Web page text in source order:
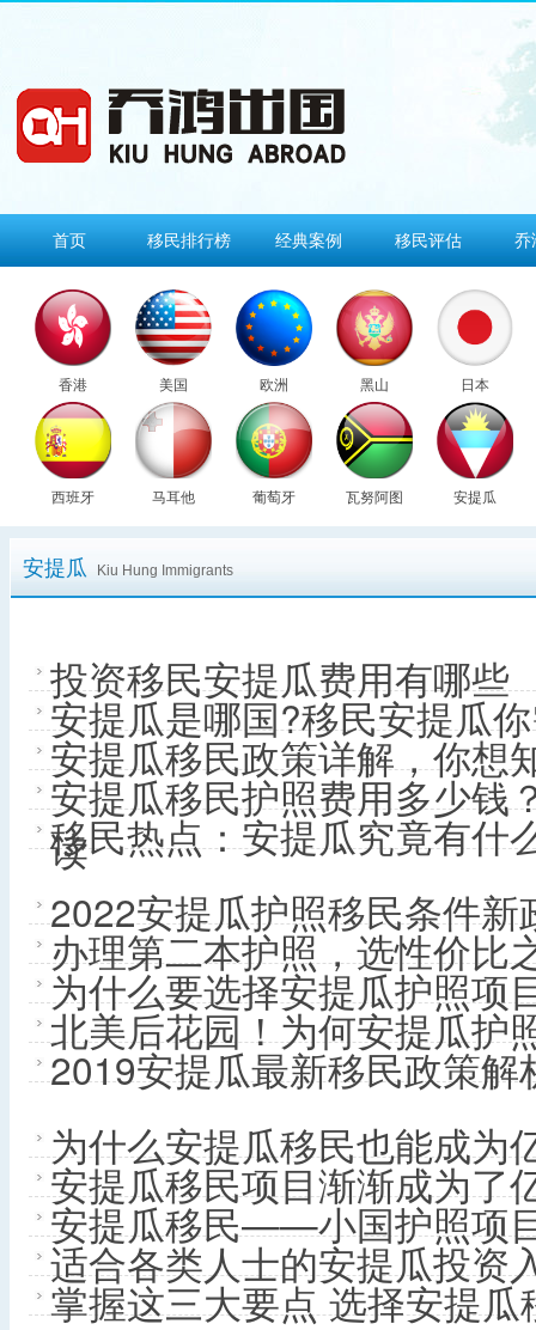
首页 移民排行榜 经典案例 移民评估 乔
香港 美国 欧洲 黑山 日本
西班牙 马耳他 葡萄牙 瓦努阿图 安提瓜
安提瓜 Kiu Hung Immigrants
投资移民安提瓜费用有哪些
安提瓜是哪国?移民安提瓜
安提瓜移民政策详解，你想
安提瓜移民护照费用多少钱
读
移民热点：安提瓜究竟有什
2022安提瓜护照移民条件
办理第二本护照，选性价比
为什么要选择安提瓜护照项
北美后花园！为何安提瓜护
2019安提瓜最新移民政策
为什么安提瓜移民也能成为
安提瓜移民项目渐渐成为了
安提瓜移民——小国护照项
适合各类人士的安提瓜投资
掌握这三大要点 选择安提